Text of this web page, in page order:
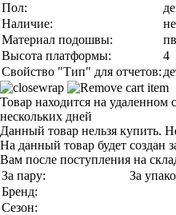
Пол:
Наличие:
Материал подошвы:
Высота платформы:
4
Свойство "Тип" для отчетов:
Товар находится на удаленном
нескольких дней
Данный товар нельзя купить.
На данный товар будет создан
Вам после поступления на
За пару:
За
Бренд:
Сезон: